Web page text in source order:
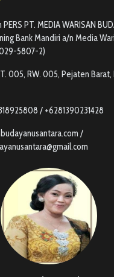
PT. MEDIA WARISAN
Bank Mandiri a/n Media
5807-2)
005, RW. 005, Pejaten Barat,
/ +6281390231428
/